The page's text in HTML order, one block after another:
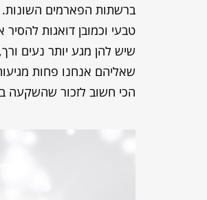
ברשתות הפארמים השונות.
טבעי וכמובן דואגות
שיש להן מגע יותר נעים
שאליהם אנחנו פחות
הכי חשוב לזכור שהשקעה